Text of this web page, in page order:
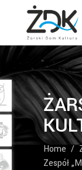
Home/
Zespół